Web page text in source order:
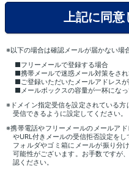
※以下の場合は確認メールが届かない場
■フリーメールで登録する場合
■携帯メールで迷惑メール対策をさ
■ご登録いただいたメールアドレス
■メールボックスの容量が一杯にな
※ドメイン指定受信を設定されている
受信できるように設定してください。
※携帯電話やフリーメールのメールア
やURL付きメールの受信拒否設定を
フォルダやゴミ箱にメールが振り分
可能性がございます。お手数ですが
認ください。